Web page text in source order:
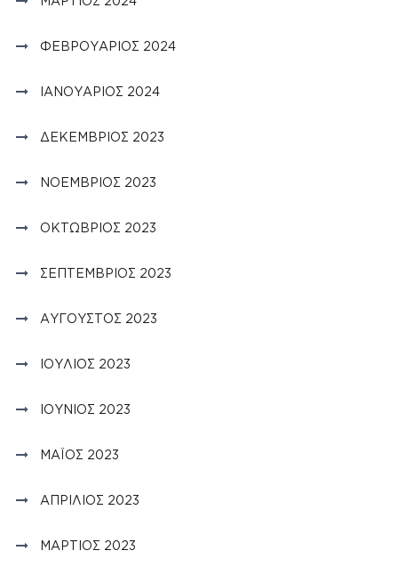
ΦΕΒΡΟΥΆΡΙΟΣ 2024
ΙΑΝΟΥΆΡΙΟΣ 2024
ΔΕΚΈΜΒΡΙΟΣ 2023
ΝΟΈΜΒΡΙΟΣ 2023
ΟΚΤΏΒΡΙΟΣ 2023
ΣΕΠΤΈΜΒΡΙΟΣ 2023
ΑΎΓΟΥΣΤΟΣ 2023
ΙΟΎΛΙΟΣ 2023
ΙΟΎΝΙΟΣ 2023
ΜΆΙΟΣ 2023
ΑΠΡΊΛΙΟΣ 2023
ΜΆΡΤΙΟΣ 2023